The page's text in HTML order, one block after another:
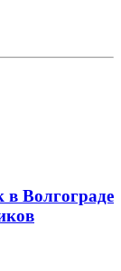
в Волгограде